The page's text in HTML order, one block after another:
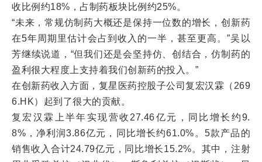
收比例约18%，占制药板块比例约25%。
“未来，常规仿制药大概还是保持一位数的增长，创新药
在5年周期里估计会占到收入的一半，甚至更高。”吴以
芳继续说道，“但我们还是会坚持仿、创结合，仿制药的
盈利很大程度上支持着我们创新药的投入。”
在创新药收入方面，复星医药控股子公司复宏汉霖（269
6.HK）起到了很大的贡献。
复宏汉霖上半年实现营收27.46亿元，同比增长约9.
8%，净利润3.86亿元，同比增长约61.0%。5款产品的
销售收入合计24.79亿元，同比增长15.2%。其中，注射